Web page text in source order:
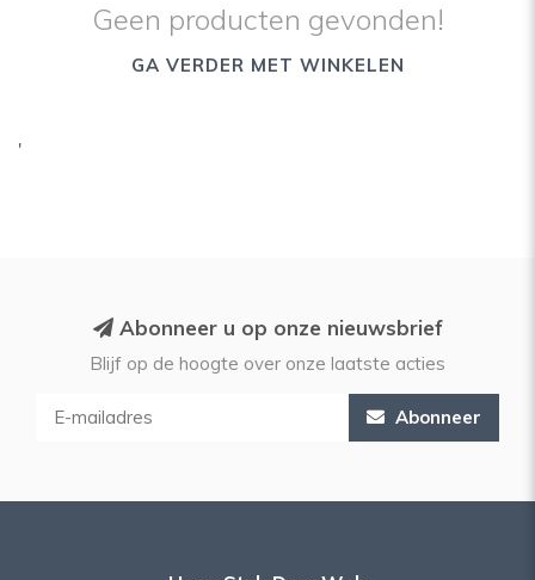
Geen producten gevonden!
GA VERDER MET WINKELEN
'
Abonneer u op onze nieuwsbrief
Blijf op de hoogte over onze laatste acties
Abonneer